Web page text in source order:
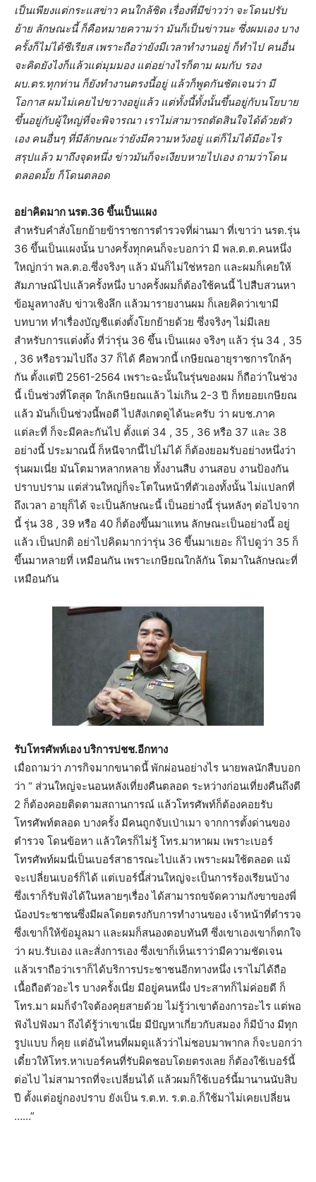
เป็นเพียงแต่กระแสข่าว คนใกล้ชิด เรื่องที่มีข่าวว่า จะโดนปรับ
ย้าย ลักษณะนี้ ก็คือหมายความว่า มันก็เป็นข่าวนะ ซึ่งผมเอง บาง
ครั้งก็ไม่ได้ซีเรียส เพราะถือว่ายังมีเวลาทำงานอยู่ ก็ทำไป คนอื่น
จะคิดยังไงก็แล้วแต่มุมมอง แต่อย่างไรก็ตาม ผมกับ รอง
ผบ.ตร.ทุกท่าน ก็ยังทำงานตรงนี้อยู่ แล้วก็พูดกันชัดเจนว่า มี
โอกาส ผมไม่เคยไปขวางอยู่แล้ว แต่ทั้งนี้ทั้งนั้นขึ้นอยู่กับนโยบาย
ขึ้นอยู่กับผู้ใหญ่ที่จะพิจารณา เราไม่สามารถตัดสินใจได้ด้วยตัว
เอง คนอื่นๆ ที่มีลักษณะว่ายังมีความหวังอยู่ แต่ก็ไม่ได้มีอะไร
สรุปแล้ว มาถึงจุดหนึ่ง ข่าวมันก็จะเงียบหายไปเอง ถามว่าโดน
ตลอดมั้ย ก็โดนตลอด
อย่าคิดมาก นรต.36 ขึ้นเป็นแผง
สำหรับคำสั่งโยกย้ายข้าราชการตำรวจที่ผ่านมา ที่เขาว่า นรต.รุ่น
36 ขึ้นเป็นแผงนั้น บางครั้งทุกคนก็จะบอกว่า มี พล.ต.ต.คนหนึ่ง
ใหญ่กว่า พล.ต.อ.ซึ่งจริงๆ แล้ว มันก็ไม่ใช่หรอก และผมก็เคยให้
สัมภาษณ์ไปแล้วครั้งหนึ่ง บางครั้งผมก็ต้องใช้คนนี้ ไปสืบสวนหา
ข้อมูลทางลับ ข่าวเชิงลึก แล้วมารายงานผม ก็เลยคิดว่าเขามี
บทบาท ทำเรื่องบัญชีแต่งตั้งโยกย้ายด้วย ซึ่งจริงๆ ไม่มีเลย
สำหรับการแต่งตั้ง ที่ว่ารุ่น 36 ขึ้น เป็นแผง จริงๆ แล้ว รุ่น 34 , 35
, 36 หรือรวมไปถึง 37 ก็ได้ คือพวกนี้ เกษียณอายุราชการใกล้ๆ
กัน ตั้งแต่ปี 2561-2564 เพราะฉะนั้นในรุ่นของผม ก็ถือว่าในช่วง
นี้ เป็นช่วงที่โตสุด ใกล้เกษียณแล้ว ไม่เกิน 2-3 ปี ก็ทยอยเกษียณ
แล้ว มันก็เป็นช่วงนี้พอดี ไปสังเกตดูได้นะครับ ว่า ผบช.ภาค
แต่ละที่ ก็จะมีคละกันไป ตั้งแต่ 34 , 35 , 36 หรือ 37 และ 38
อย่างนี้ ประมาณนี้ ก็หนีจากนี้ไปไม่ได้ ก็ต้องยอมรับอย่างหนึ่งว่า
รุ่นผมเนี่ย มันโตมาหลากหลาย ทั้งงานสืบ งานสอบ งานป้องกัน
ปราบปราม แต่ส่วนใหญ่ก็จะโตในหน้าที่ตัวเองทั้งนั้น ไม่แปลกที่
ถึงเวลา อายุก็ได้ จะเป็นลักษณะนี้ เป็นอย่างนี้ รุ่นหลังๆ ต่อไปจาก
นี้ รุ่น 38 , 39 หรือ 40 ก็ต้องขึ้นมาแทน ลักษณะเป็นอย่างนี้ อยู่
แล้ว เป็นปกติ อย่าไปคิดมากว่ารุ่น 36 ขึ้นมาเยอะ ก็ไปดูว่า 35 ก็
ขึ้นมาหลายที่ เหมือนกัน เพราะเกษียณใกล้กัน โตมาในลักษณะที่
เหมือนกัน
รับโทรศัพท์เอง บริการปชช.อีกทาง
เมื่อถามว่า ภารกิจมากขนาดนี้ พักผ่อนอย่างไร นายพลนักสืบบอก
ว่า “ ส่วนใหญ่จะนอนหลังเที่ยงคืนตลอด ระหว่างก่อนเที่ยงคืนถึงตี
2 ก็ต้องคอยติดตามสถานการณ์ แล้วโทรศัพท์ก็ต้องคอยรับ
โทรศัพท์ตลอด บางครั้ง มีคนถูกจับเป่าเมา จากการตั้งด่านของ
ตำรวจ โดนข้อหา แล้วใครก็ไม่รู้ โทร.มาหาผม เพราะเบอร์
โทรศัพท์ผมนี่เป็นเบอร์สาธารณะไปแล้ว เพราะผมใช้ตลอด แม้
จะเปลี่ยนเบอร์ก็ได้ แต่เบอร์นี้ส่วนใหญ่จะเป็นการร้องเรียนบ้าง
ซึ่งเราก็รับฟังได้ในหลายๆเรื่อง ได้สามารถขจัดความกังขาของพี่
น้องประชาชนซึ่งมีผลโดยตรงกับการทำงานของ เจ้าหน้าที่ตำรวจ
ซึ่งเขาก็ให้ข้อมูลมา และผมก็สนองตอบทันที ซึ่งเขาเองเขาก็ตกใจ
ว่า ผบ.รับเอง และสั่งการเอง ซึ่งเขาก็เห็นเราว่ามีความชัดเจน
แล้วเราถือว่าเราก็ได้บริการประชาชนอีกทางหนึ่ง เราไม่ได้ถือ
เนื้อถือตัวอะไร บางครั้งเนี่ย มีอยู่คนหนึ่ง ประสาทก็ไม่ค่อยดี ก็
โทร.มา ผมก็จำใจต้องคุยสายด้วย ไม่รู้ว่าเขาต้องการอะไร แต่พอ
ฟังไปฟังมา ถึงได้รู้ว่าเขาเนี่ย มีปัญหาเกี่ยวกับสมอง ก็มีบ้าง มีทุก
รูปแบบ ก็คุย แต่อันไหนที่ผมดูแล้วว่าไม่ชอบมาพากล ก็จะบอกว่า
เดี๋ยวให้โทร.หาเบอร์คนที่รับผิดชอบโดยตรงเลย ก็ต้องใช้เบอร์นี้
ต่อไป ไม่สามารถที่จะเปลี่ยนได้ แล้วผมก็ใช้เบอร์นี้มานานนับสิบ
ปี ตั้งแต่อยู่กองปราบ ยังเป็น ร.ต.ท. ร.ต.อ.ก็ใช้มาไม่เคยเปลี่ยน
……”